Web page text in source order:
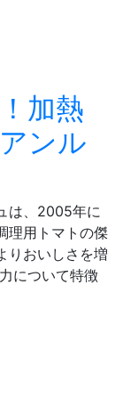
加熱
ンル
は、2005年に
理用トマトの傑
りおいしさを増
について特徴